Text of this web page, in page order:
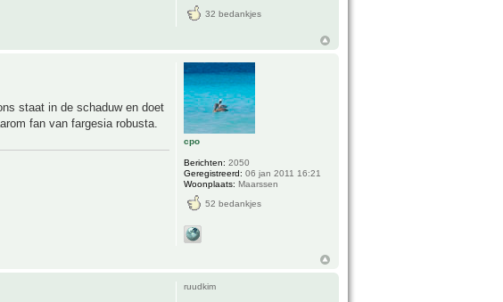
32 bedankjes
staat in de schaduw en doet
fan van fargesia robusta.
cpo
Berichten: 2050
Geregistreerd: 06 jan 2011 16:21
Woonplaats: Maarssen
52 bedankjes
ruudkim